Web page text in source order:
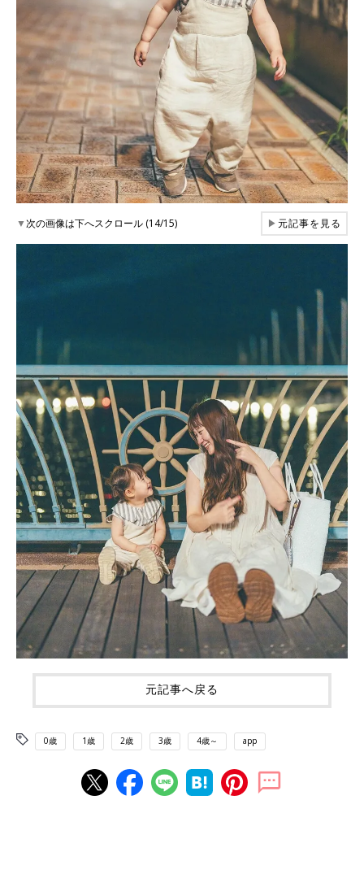
▼次の画像は下へスクロール (14/15) ▶元記事を見る
元記事へ戻る
0歳 1歳 2歳 3歳 4歳～ app